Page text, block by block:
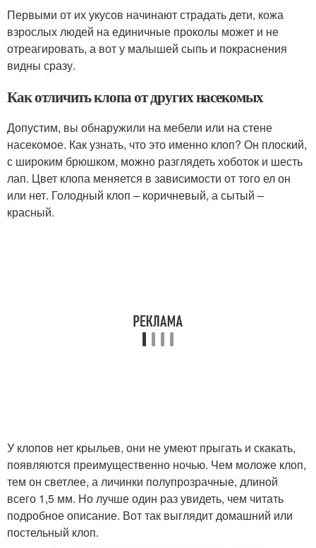
Первыми от их укусов начинают страдать дети, кожа
взрослых людей на единичные проколы может и не
отреагировать, а вот у малышей сыпь и покраснения
видны сразу.
Как отличить клопа от других насекомых
Допустим, вы обнаружили на мебели или на стене
насекомое. Как узнать, что это именно клоп? Он плоский,
с широким брюшком, можно разглядеть хоботок и шесть
лап. Цвет клопа меняется в зависимости от того ел он
или нет. Голодный клоп – коричневый, а сытый –
красный.
У клопов нет крыльев, они не умеют прыгать и скакать,
появляются преимущественно ночью. Чем моложе клоп,
тем он светлее, а личинки полупрозрачные, длиной
всего 1,5 мм. Но лучше один раз увидеть, чем читать
подробное описание. Вот так выглядит домашний или
постельный клоп.